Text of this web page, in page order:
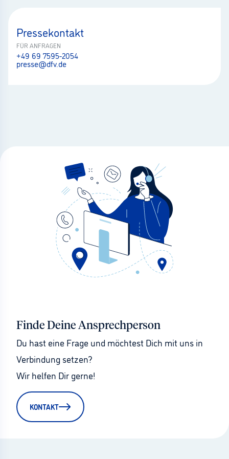
Pressekontakt
FÜR ANFRAGEN
+49 69 7595-2054
presse@dfv.de
Finde Deine Ansprechperson
Du hast eine Frage und möchtest Dich mit uns in
Verbindung setzen?
Wir helfen Dir gerne!
KONTAKT